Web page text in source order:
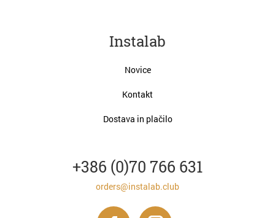
Instalab
Novice
Kontakt
Dostava in plačilo
+386 (0)70 766 631
orders@instalab.club